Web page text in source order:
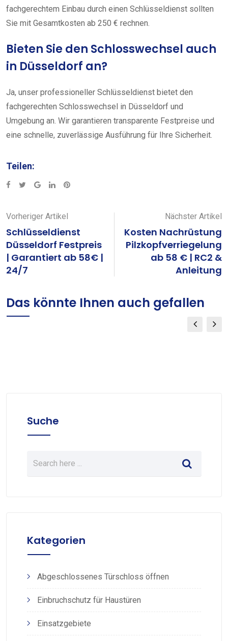
fachgerechtem Einbau durch einen Schlüsseldienst sollten
Sie mit Gesamtkosten ab 250 € rechnen.
Bieten Sie den Schlosswechsel auch
in Düsseldorf an?
Ja, unser professioneller Schlüsseldienst bietet den
fachgerechten Schlosswechsel in Düsseldorf und
Umgebung an. Wir garantieren transparente Festpreise und
eine schnelle, zuverlässige Ausführung für Ihre Sicherheit.
Teilen:
Google+LinkedInPinterest
Vorheriger Artikel
Schlüsseldienst
Düsseldorf Festpreis
| Garantiert ab 58€ |
24/7
Nächster Artikel
Kosten Nachrüstung
Pilzkopfverriegelung
ab 58 € | RC2 &
Anleitung
Das könnte Ihnen auch gefallen
Suche
Kategorien
Abgeschlossenes Türschloss öffnen
Einbruchschutz für Haustüren
Einsatzgebiete